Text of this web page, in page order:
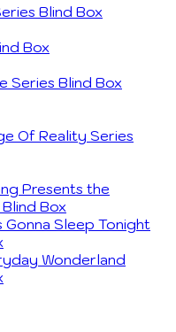
Blind Box
Box
Series Blind Box
Of Reality Series
Presents the
Box
Gonna Sleep Tonight
Wonderland